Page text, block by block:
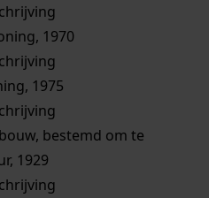
1970
1975
bestemd om te
1929